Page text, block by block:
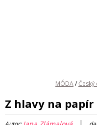
MÓDA/Český
Z hlavy na papír
|